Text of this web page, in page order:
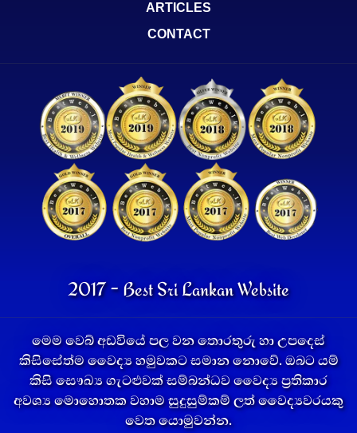
ARTICLES
CONTACT
2017 - Best Sri Lankan Website
මෙම වෙබ් අඩවියේ පල වන තොරතුරු හා උපදෙස්
කිසිසේත්ම වෛද්‍ය හමුවකට සමාන නොවේ. ඔබට යම්
කිසි සෞඛ්‍ය ගැටළුවක් සම්බන්ධව වෛද්‍ය ප්‍රතිකාර
අවශ්‍ය මොහොතක වහාම සුදුසුම්කම් ලත් වෛද්‍යවරයකු
වෙත යොමුවන්න.